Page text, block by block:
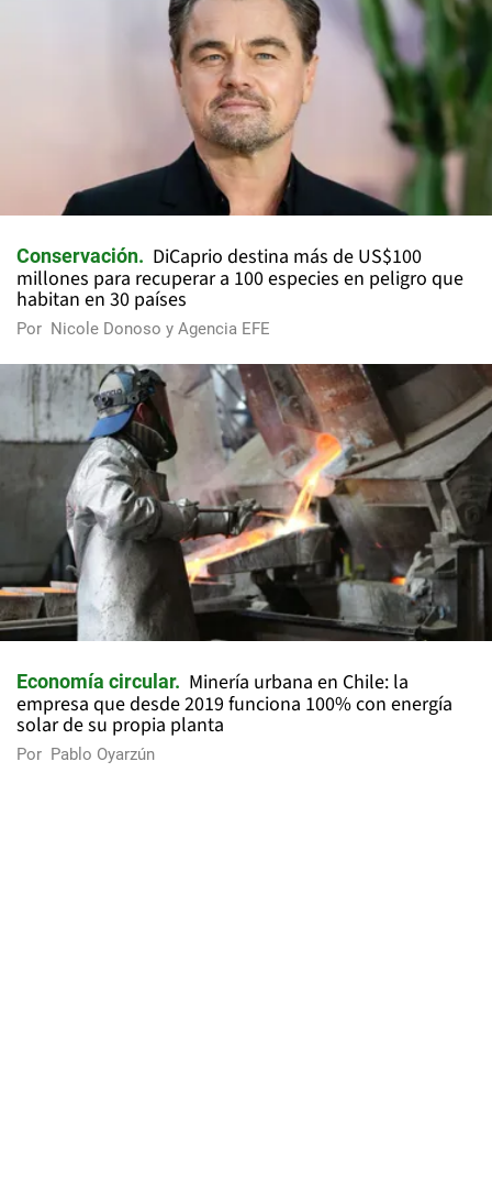
Conservación
DiCaprio destina más de US$100
millones para recuperar a 100 especies en peligro que
habitan en 30 países
Por Nicole Donoso y Agencia EFE
Economía circular
Minería urbana en Chile: la
empresa que desde 2019 funciona 100% con energía
solar de su propia planta
Por Pablo Oyarzún